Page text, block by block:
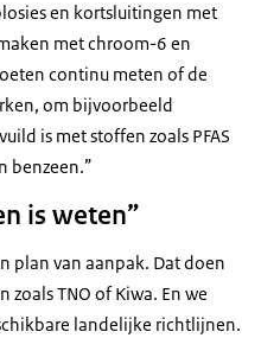
en kortsluitingen met
met chroom-6 en
continu meten of de
om bijvoorbeeld
is met stoffen zoals PFAS
benzeen.”
is weten”
plan van aanpak. Dat doen
TNO of Kiwa. En we
landelijke richtlijnen.